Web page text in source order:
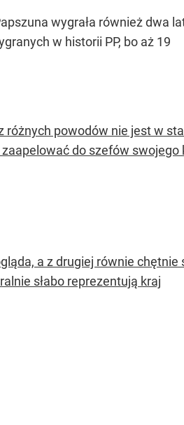
wygrała również dwa
w historii PP, bo aż 19
różnych powodów nie jest w
do szefów swojego
a z drugiej równie chętnie
słabo reprezentują kraj